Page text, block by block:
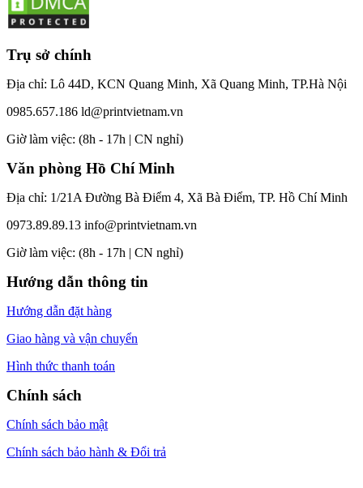
Trụ sở chính
Địa chỉ: Lô 44D, KCN Quang Minh, Xã Quang Minh, TP.Hà Nội
0985.657.186 ld@printvietnam.vn
​Giờ làm việc: (8h - 17h | CN nghỉ)
Văn phòng Hồ Chí Minh
Địa chỉ: 1/21A Đường Bà Điểm 4, Xã Bà Điểm, TP. Hồ Chí Minh
0973.89.89.13 info@printvietnam.vn
​Giờ làm việc: (8h - 17h | CN nghỉ)
Hướng dẫn thông tin
Hướng dẫn đặt hàng
Giao hàng và vận chuyển
Hình thức thanh toán
Chính sách
Chính sách bảo mật
Chính sách bảo hành & Đổi trả